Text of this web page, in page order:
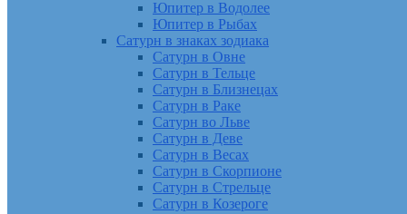
Юпитер в Водолее
Юпитер в Рыбах
Сатурн в знаках зодиака
Сатурн в Овне
Сатурн в Тельце
Сатурн в Близнецах
Сатурн в Раке
Сатурн во Льве
Сатурн в Деве
Сатурн в Весах
Сатурн в Скорпионе
Сатурн в Стрельце
Сатурн в Козероге